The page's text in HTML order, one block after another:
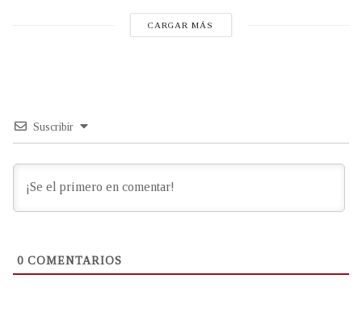
CARGAR MÁS
Suscribir
0 COMENTARIOS